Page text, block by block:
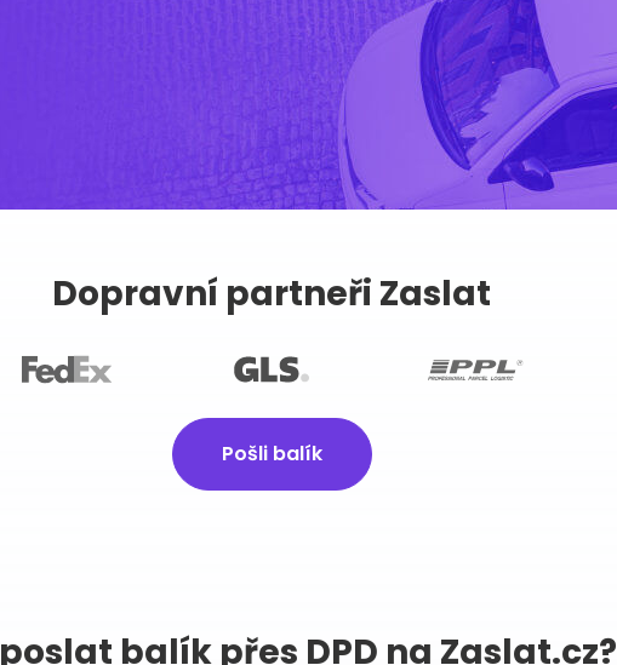
Dopravní partneři Zaslat
Pošli balík
balík přes DPD na Zaslat.cz?